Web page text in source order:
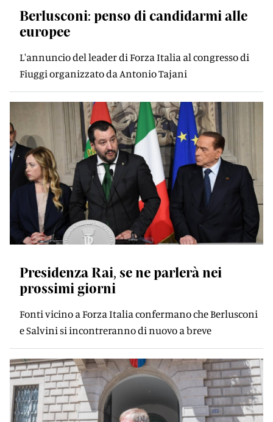
Berlusconi: penso di candidarmi alle
europee
L'annuncio del leader di Forza Italia al congresso di
Fiuggi organizzato da Antonio Tajani
Presidenza Rai, se ne parlerà nei
prossimi giorni
Fonti vicino a Forza Italia confermano che Berlusconi
e Salvini si incontreranno di nuovo a breve